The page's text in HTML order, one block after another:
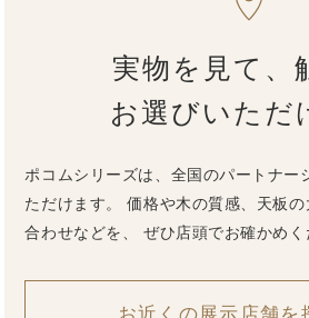
実物を見て、
お選びいただ
ポコムシリーズは、全国のパートナー
ただけます。
価格や木の質感、天板
合わせなどを、
ぜひ店頭でお確かめく